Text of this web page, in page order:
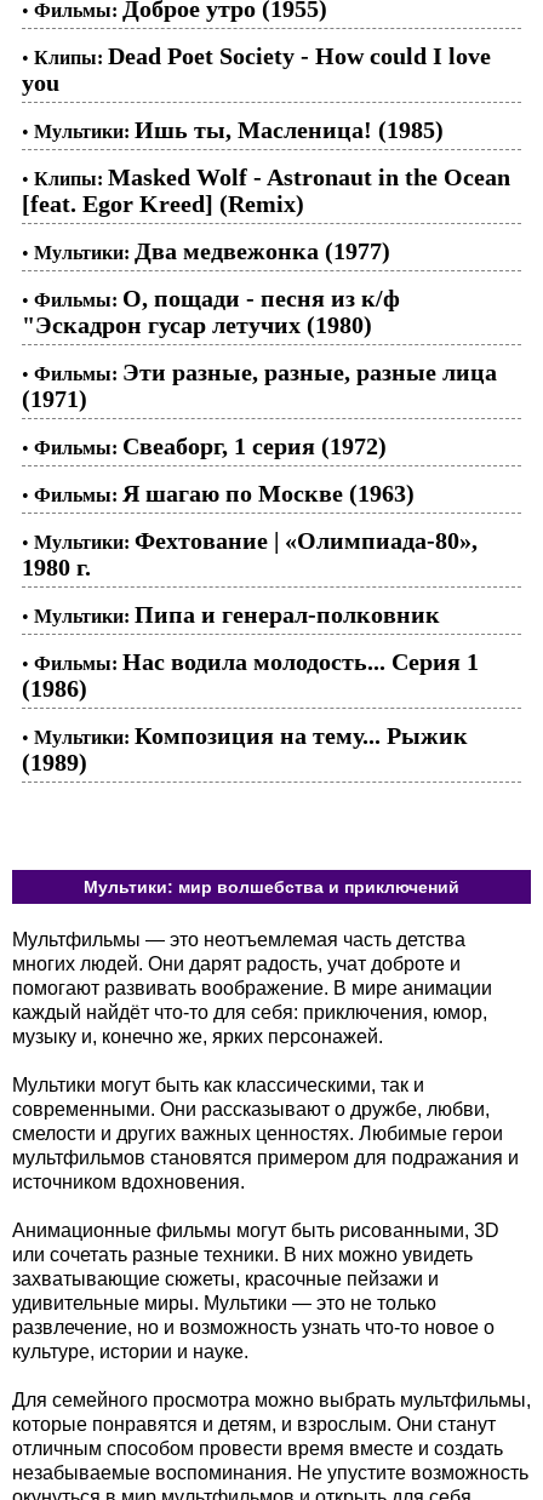
• Фильмы: Доброе утро (1955)
• Клипы: Dead Poet Society - How could I love
you
• Мультики: Ишь ты, Масленица! (1985)
• Клипы: Masked Wolf - Astronaut in the Ocean
[feat. Egor Kreed] (Remix)
• Мультики: Два медвежонка (1977)
• Фильмы: О, пощади - песня из к/ф
"Эскадрон гусар летучих (1980)
• Фильмы: Эти разные, разные, разные лица
(1971)
• Фильмы: Свеаборг, 1 серия (1972)
• Фильмы: Я шагаю по Москве (1963)
• Мультики: Фехтование | «Олимпиада-80»,
1980 г.
• Мультики: Пипа и генерал-полковник
• Фильмы: Нас водила молодость... Серия 1
(1986)
• Мультики: Композиция на тему... Рыжик
(1989)
Мультики: мир волшебства и приключений
Мультфильмы — это неотъемлемая часть детства
многих людей. Они дарят радость, учат доброте и
помогают развивать воображение. В мире анимации
каждый найдёт что-то для себя: приключения, юмор,
музыку и, конечно же, ярких персонажей.
Мультики могут быть как классическими, так и
современными. Они рассказывают о дружбе, любви,
смелости и других важных ценностях. Любимые герои
мультфильмов становятся примером для подражания и
источником вдохновения.
Анимационные фильмы могут быть рисованными, 3D
или сочетать разные техники. В них можно увидеть
захватывающие сюжеты, красочные пейзажи и
удивительные миры. Мультики — это не только
развлечение, но и возможность узнать что-то новое о
культуре, истории и науке.
Для семейного просмотра можно выбрать мультфильмы,
которые понравятся и детям, и взрослым. Они станут
отличным способом провести время вместе и создать
незабываемые воспоминания. Не упустите возможность